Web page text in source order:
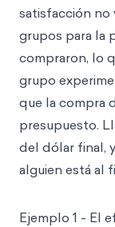
satisfacción no
grupos para la
compraron, lo
grupo
que la compra
presupuesto.
del dólar final,
alguien está al
Ejemplo 1 - El